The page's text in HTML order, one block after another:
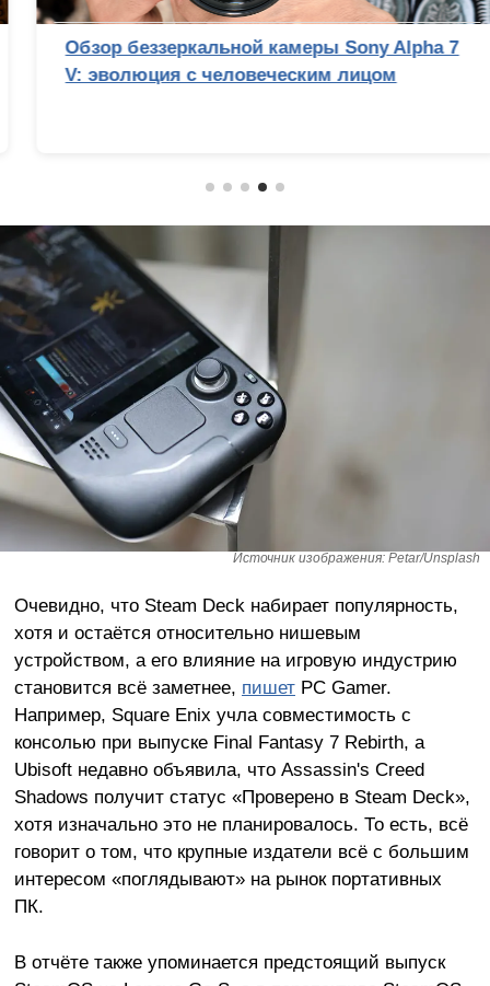
Обзор беззеркальной камеры Sony Alpha 7
V: эволюция с человеческим лицом
Источник изображения: Petar/Unsplash
Очевидно, что Steam Deck набирает популярность,
хотя и остаётся относительно нишевым
устройством, а его влияние на игровую индустрию
становится всё заметнее, пишетPC Gamer.
Например, Square Enix учла совместимость с
консолью при выпуске Final Fantasy 7 Rebirth, а
Ubisoft недавно объявила, что Assassin's Creed
Shadows получит статус «Проверено в Steam Deck»,
хотя изначально это не планировалось. То есть, всё
говорит о том, что крупные издатели всё с большим
интересом «поглядывают» на рынок портативных
ПК.
В отчёте также упоминается предстоящий выпуск